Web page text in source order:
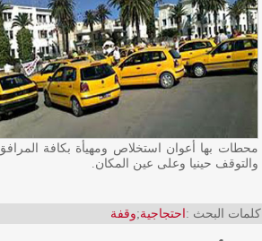
محطات بها أعوان استخلاص ومهيأة بكافة
والتوقف حينيا وعلى عين المكان.
كلمات البحث : احتجاجية;وقفة